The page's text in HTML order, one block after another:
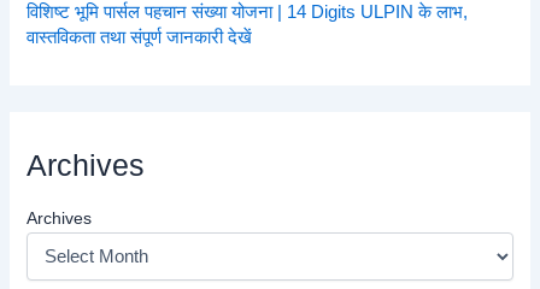
विशिष्ट भूमि पार्सल पहचान संख्या योजना | 14 Digits ULPIN के लाभ,
वास्तविकता तथा संपूर्ण जानकारी देखें
Archives
Archives